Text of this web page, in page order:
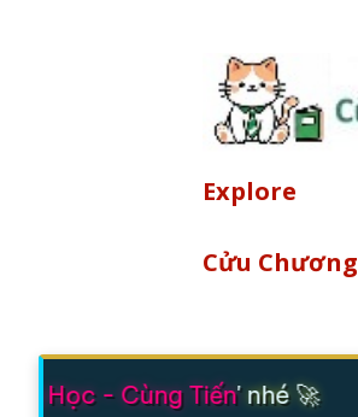
Explore
Cửu Chương
Học - Cùng Tiến' nhé 🚀